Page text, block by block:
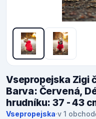
Vsepropejska Zigi
Barva: Červená,
hrudníku: 37 - 43
Vsepropejska·v 1